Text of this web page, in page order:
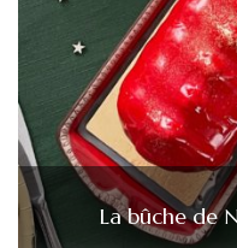
La bûche de